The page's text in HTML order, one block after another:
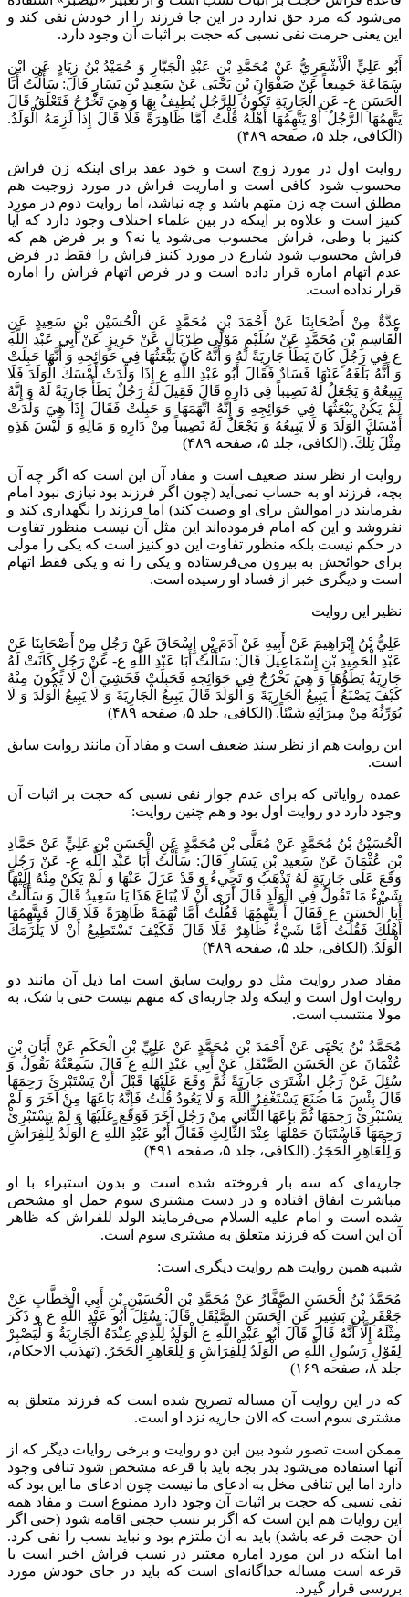
می‌شود که مرد حق ندارد در این جا فرزند را از خودش نفی کند و
این یعنی حرمت نفی نسبی که حجت بر اثبات آن وجود دارد.
أَبُو عَلِيٍّ الْأَشْعَرِيُّ عَنْ مُحَمَّدِ بْنِ عَبْدِ الْجَبَّارِ وَ حُمَيْدُ بْنُ زِيَادٍ عَنِ ابْنِ
سَمَاعَةَ جَمِيعاً عَنْ صَفْوَانَ بْنِ يَحْيَى عَنْ سَعِيدِ بْنِ يَسَارٍ قَالَ: سَأَلْتُ أَبَا
الْحَسَنِ ع- عَنِ الْجَارِيَةِ تَكُونُ لِلرَّجُلِ يُطِيفُ بِهَا وَ هِيَ تَخْرُجُ فَتَعْلَقُ قَالَ
يَتَّهِمُهَا الرَّجُلُ أَوْ يَتَّهِمُهَا أَهْلُهُ قُلْتُ أَمَّا ظَاهِرَةً فَلَا قَالَ إِذاً لَزِمَهُ الْوَلَدُ.
(الکافی، جلد ۵، صفحه ۴۸۹)
روایت اول در مورد زوج است و خود عقد برای اینکه زن فراش
محسوب شود کافی است و اماریت فراش در مورد زوجیت هم
مطلق است چه زن متهم باشد و چه نباشد، اما روایت دوم در مورد
کنیز است و علاوه بر اینکه در بین علماء اختلاف وجود دارد که آیا
کنیز با وطی، فراش محسوب می‌شود یا نه؟ و بر فرض هم که
فراش محسوب شود شارع در مورد کنیز فراش را فقط در فرض
عدم اتهام اماره قرار داده است و در فرض اتهام فراش را اماره
قرار نداده است.
عِدَّةٌ مِنْ أَصْحَابِنَا عَنْ أَحْمَدَ بْنِ مُحَمَّدٍ عَنِ الْحُسَيْنِ بْنِ سَعِيدٍ عَنِ
الْقَاسِمِ بْنِ مُحَمَّدٍ عَنْ سُلَيْمٍ مَوْلَى طِرْبَالٍ عَنْ حَرِيزٍ عَنْ أَبِي عَبْدِ اللَّهِ
ع فِي رَجُلٍ كَانَ يَطَأُ جَارِيَةً لَهُ وَ أَنَّهُ كَانَ يَبْعَثُهَا فِي حَوَائِجِهِ وَ أَنَّهَا حَبِلَتْ
وَ أَنَّهُ بَلَغَهُ عَنْهَا فَسَادٌ فَقَالَ أَبُو عَبْدِ اللَّهِ ع إِذَا وَلَدَتْ أَمْسَكَ الْوَلَدَ فَلَا
يَبِيعُهُ وَ يَجْعَلُ لَهُ نَصِيباً فِي دَارِهِ قَالَ فَقِيلَ لَهُ رَجُلٌ يَطَأُ جَارِيَةً لَهُ وَ إِنَّهُ
لَمْ يَكُنْ يَبْعَثُهَا فِي حَوَائِجِهِ وَ إِنَّهُ اتَّهَمَهَا وَ حَبِلَتْ فَقَالَ إِذَا هِيَ وَلَدَتْ
أَمْسَكَ الْوَلَدَ وَ لَا يَبِيعُهُ وَ يَجْعَلُ لَهُ نَصِيباً مِنْ دَارِهِ وَ مَالِهِ وَ لَيْسَ هَذِهِ
مِثْلَ تِلْكَ. (الکافی، جلد ۵، صفحه ۴۸۹)
روایت از نظر سند ضعیف است و مفاد آن این است که اگر چه آن
بچه، فرزند او به حساب نمی‌آید (چون اگر فرزند بود نیازی نبود امام
بفرمایند در اموالش برای او وصیت کند) اما فرزند را نگهداری کند و
نفروشد و این که امام فرموده‌اند این مثل آن نیست منظور تفاوت
در حکم نیست بلکه منظور تفاوت این دو کنیز است که یکی را مولی
برای حوائجش به بیرون می‌فرستاده و یکی را نه و یکی فقط اتهام
است و دیگری خبر از فساد او رسیده است.
نظیر این روایت
عَلِيُّ بْنُ إِبْرَاهِيمَ عَنْ أَبِيهِ عَنْ آدَمَ بْنِ إِسْحَاقَ عَنْ رَجُلٍ مِنْ أَصْحَابِنَا عَنْ
عَبْدِ الْحَمِيدِ بْنِ إِسْمَاعِيلَ قَالَ: سَأَلْتُ أَبَا عَبْدِ اللَّهِ ع- عَنْ رَجُلٍ كَانَتْ لَهُ
جَارِيَةٌ يَطَؤُهَا وَ هِيَ‏ تَخْرُجُ‏ فِي حَوَائِجِهِ فَحَبِلَتْ فَخَشِيَ أَنْ لَا يَكُونَ مِنْهُ
كَيْفَ يَصْنَعُ أَ يَبِيعُ الْجَارِيَةَ وَ الْوَلَدَ قَالَ يَبِيعُ الْجَارِيَةَ وَ لَا يَبِيعُ الْوَلَدَ وَ لَا
يُوَرِّثُهُ مِنْ مِيرَاثِهِ شَيْئاً. (الکافی، جلد ۵، صفحه ۴۸۹)
این روایت هم از نظر سند ضعیف است و مفاد آن مانند روایت سابق
است.
عمده روایاتی که برای عدم جواز نفی نسبی که حجت بر اثبات آن
وجود دارد دو روایت اول بود و هم چنین روایت:
الْحُسَيْنُ بْنُ مُحَمَّدٍ عَنْ مُعَلَّى بْنِ مُحَمَّدٍ عَنِ الْحَسَنِ بْنِ عَلِيٍّ عَنْ حَمَّادِ
بْنِ عُثْمَانَ عَنْ سَعِيدِ بْنِ يَسَارٍ قَالَ: سَأَلْتُ أَبَا عَبْدِ اللَّهِ ع- عَنْ رَجُلٍ
وَقَعَ عَلَى جَارِيَةٍ لَهُ تَذْهَبُ وَ تَجِي‌ءُ وَ قَدْ عَزَلَ عَنْهَا وَ لَمْ يَكُنْ مِنْهُ إِلَيْهَا
شَيْ‌ءٌ مَا تَقُولُ فِي الْوَلَدِ قَالَ أَرَى أَنْ لَا يُبَاعَ هَذَا يَا سَعِيدُ قَالَ وَ سَأَلْتُ
أَبَا الْحَسَنِ ع فَقَالَ أَ يَتَّهِمُهَا فَقُلْتُ أَمَّا تُهَمَةً ظَاهِرَةً فَلَا قَالَ فَيَتَّهِمُهَا
أَهْلُكَ فَقُلْتُ أَمَّا شَيْ‌ءٌ ظَاهِرٌ فَلَا قَالَ فَكَيْفَ تَسْتَطِيعُ أَنْ لَا يَلْزَمَكَ
الْوَلَدُ. (الکافی، جلد ۵، صفحه ۴۸۹)
مفاد صدر روایت مثل دو روایت سابق است اما ذیل آن مانند دو
روایت اول است و اینکه ولد جاریه‌ای که متهم نیست حتی با شک، به
مولا منتسب است.
مُحَمَّدُ بْنُ يَحْيَى عَنْ أَحْمَدَ بْنِ مُحَمَّدٍ عَنْ عَلِيِّ بْنِ الْحَكَمِ عَنْ أَبَانِ بْنِ
عُثْمَانَ عَنِ الْحَسَنِ الصَّيْقَلِ عَنْ أَبِي عَبْدِ اللَّهِ ع قَالَ سَمِعْتُهُ يَقُولُ وَ
سُئِلَ عَنْ رَجُلٍ اشْتَرَى جَارِيَةً ثُمَّ وَقَعَ عَلَيْهَا قَبْلَ أَنْ يَسْتَبْرِئَ رَحِمَهَا
قَالَ بِئْسَ مَا صَنَعَ يَسْتَغْفِرُ اللَّهَ وَ لَا يَعُودُ قُلْتُ فَإِنَّهُ بَاعَهَا مِنْ آخَرَ وَ لَمْ
يَسْتَبْرِئْ رَحِمَهَا ثُمَّ بَاعَهَا الثَّانِي مِنْ رَجُلٍ آخَرَ فَوَقَعَ عَلَيْهَا وَ لَمْ يَسْتَبْرِئْ
رَحِمَهَا فَاسْتَبَانَ حَمْلُهَا عِنْدَ الثَّالِثِ فَقَالَ أَبُو عَبْدِ اللَّهِ ع الْوَلَدُ لِلْفِرَاشِ
وَ لِلْعَاهِرِ الْحَجَرُ. (الکافی، جلد ۵، صفحه ۴۹۱)
جاریه‌ای که سه بار فروخته شده است و بدون استبراء با او
مباشرت اتفاق افتاده و در دست مشتری سوم حمل او مشخص
شده است و امام علیه السلام می‌فرمایند الولد للفراش که ظاهر
آن این است که فرزند متعلق به مشتری سوم است.
شبیه همین روایت هم روایت دیگری است:
مُحَمَّدُ بْنُ الْحَسَنِ الصَّفَّارُ عَنْ مُحَمَّدِ بْنِ الْحُسَيْنِ بْنِ أَبِي الْخَطَّابِ عَنْ
جَعْفَرِ بْنِ بَشِيرٍ عَنِ الْحَسَنِ الصَّيْقَلِ قَالَ: سُئِلَ أَبُو عَبْدِ اللَّهِ ع وَ ذَكَرَ
مِثْلَهُ إِلَّا أَنَّهُ قَالَ قَالَ أَبُو عَبْدِ اللَّهِ ع الْوَلَدُ لِلَّذِي عِنْدَهُ الْجَارِيَةُ وَ لْيَصْبِرْ
لِقَوْلِ رَسُولِ اللَّهِ ص الْوَلَدُ لِلْفِرَاشِ وَ لِلْعَاهِرِ الْحَجَرُ. (تهذیب الاحکام،
جلد ۸، صفحه ۱۶۹)
که در این روایت آن مساله تصریح شده است که فرزند متعلق به
مشتری سوم است که الان جاریه نزد او است.
ممکن است تصور شود بین این دو روایت و برخی روایات دیگر که از
آنها استفاده می‌شود پدر بچه باید با قرعه مشخص شود تنافی وجود
دارد اما این تنافی مخل به ادعای ما نیست چون ادعای ما این بود که
نفی نسبی که حجت بر اثبات آن وجود دارد ممنوع است و مفاد همه
این روایات هم این است که اگر بر نسب حجتی اقامه شود (حتی اگر
آن حجت قرعه باشد) باید به آن ملتزم بود و نباید نسب را نفی کرد.
اما اینکه در این مورد اماره معتبر در نسب فراش اخیر است یا
قرعه است مساله جداگانه‌ای است که باید در جای خودش مورد
بررسی قرار گیرد.